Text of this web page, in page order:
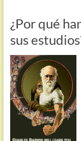
¿Por qué
sus